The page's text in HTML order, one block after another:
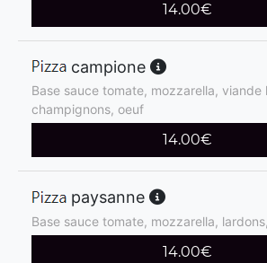
14.00€
campione
Base sauce tomate, mozzarella, viande
champignons, oeuf
14.00€
paysanne
Base sauce tomate, mozzarella,
14.00€